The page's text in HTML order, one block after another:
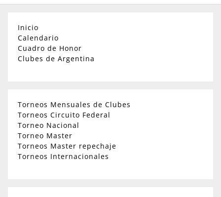
Inicio
Calendario
Cuadro de Honor
Clubes de Argentina
Torneos Mensuales de Clubes
Torneos Circuito Federal
Torneo Nacional
Torneo Master
Torneos Master repechaje
Torneos Internacionales